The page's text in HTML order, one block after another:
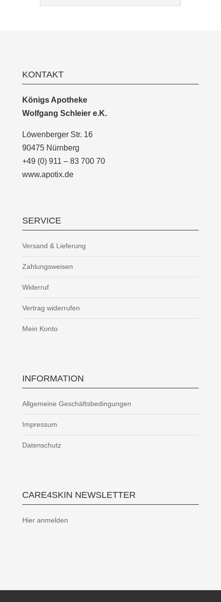
KONTAKT
Königs Apotheke
Wolfgang Schleier e.K.
Löwenberger Str. 16
90475 Nürnberg
+49 (0) 911 – 83 700 70
www.apotix.de
SERVICE
Versand & Lieferung
Zahlungsweisen
Widerruf
Vertrag widerrufen
Mein Konto
INFORMATION
Allgemeine Geschäftsbedingungen
Impressum
Datenschutz
CARE4SKIN NEWSLETTER
Hier anmelden